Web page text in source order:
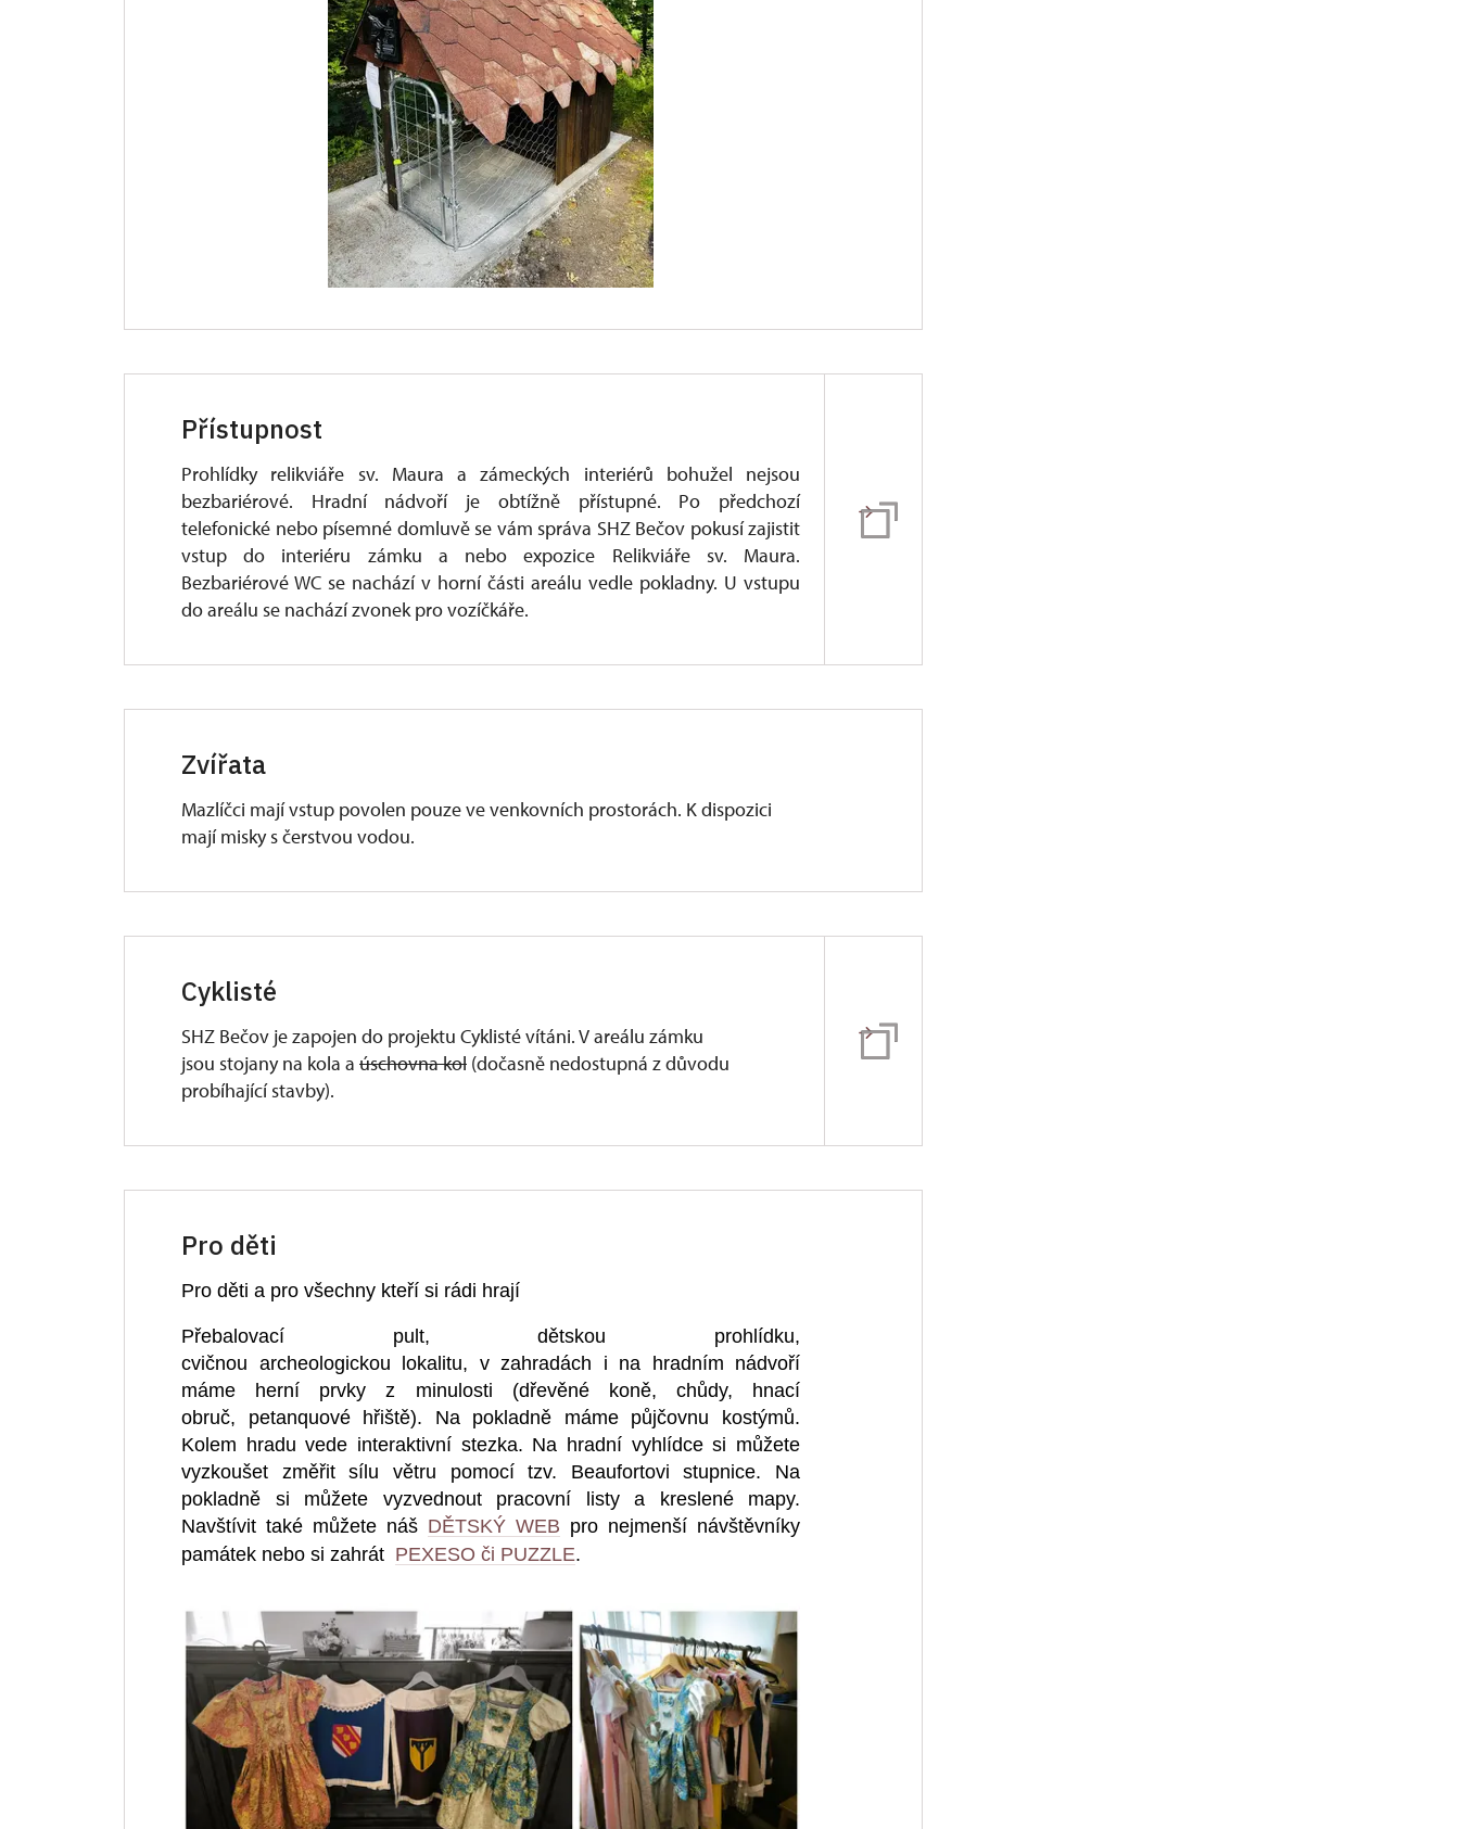
Přístupnost
Prohlídky relikviáře sv. Maura a zámeckých interiérů bohužel nejsou
bezbariérové. Hradní nádvoří je obtížně přístupné. Po předchozí
telefonické nebo písemné domluvě se vám správa SHZ Bečov pokusí zajistit
vstup do interiéru zámku a nebo expozice Relikviáře sv. Maura.
Bezbariérové WC se nachází v horní části areálu vedle pokladny. U vstupu
do areálu se nachází zvonek pro vozíčkáře.
Zvířata
Mazlíčci mají vstup povolen pouze ve venkovních prostorách. K dispozici
mají misky s čerstvou vodou.
Cyklisté
SHZ Bečov je zapojen do projektu Cyklisté vítáni. V areálu zámku
jsou stojany na kola a úschovna kol (dočasně nedostupná z důvodu
probíhající stavby).
Pro děti
Pro děti a pro všechny kteří si rádi hrají
Přebalovací pult, dětskou prohlídku,
cvičnou archeologickou lokalitu, v zahradách i na hradním nádvoří
máme herní prvky z minulosti (dřevěné koně, chůdy, hnací
obruč, petanquové hřiště). Na pokladně máme půjčovnu kostýmů.
Kolem hradu vede interaktivní stezka. Na hradní vyhlídce si můžete
vyzkoušet změřit sílu větru pomocí tzv. Beaufortovi stupnice. Na
pokladně si můžete vyzvednout pracovní listy a kreslené mapy.
Navštívit také můžete náš DĚTSKÝ WEB pro nejmenší návštěvníky
památek nebo si zahrát PEXESO či PUZZLE.